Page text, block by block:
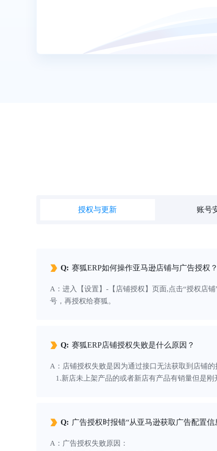
授权与更新 账号
Q: 赛狐ERP如何操作亚马逊店铺与广告授权
A：进入【设置】-【店铺授权】页面,点击“授权店
号，再授权给赛狐。
Q: 赛狐ERP店铺授权失败是什么原因？
A：店铺授权失败是因为通过接口无法获取到店铺
1.新店未上架产品的或者新店有产品有销量但是
Q: 广告授权时报错“从亚马逊获取广告配置
A：广告授权失败原因：